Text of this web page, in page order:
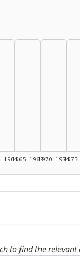
1965–19691970–1974
to find the